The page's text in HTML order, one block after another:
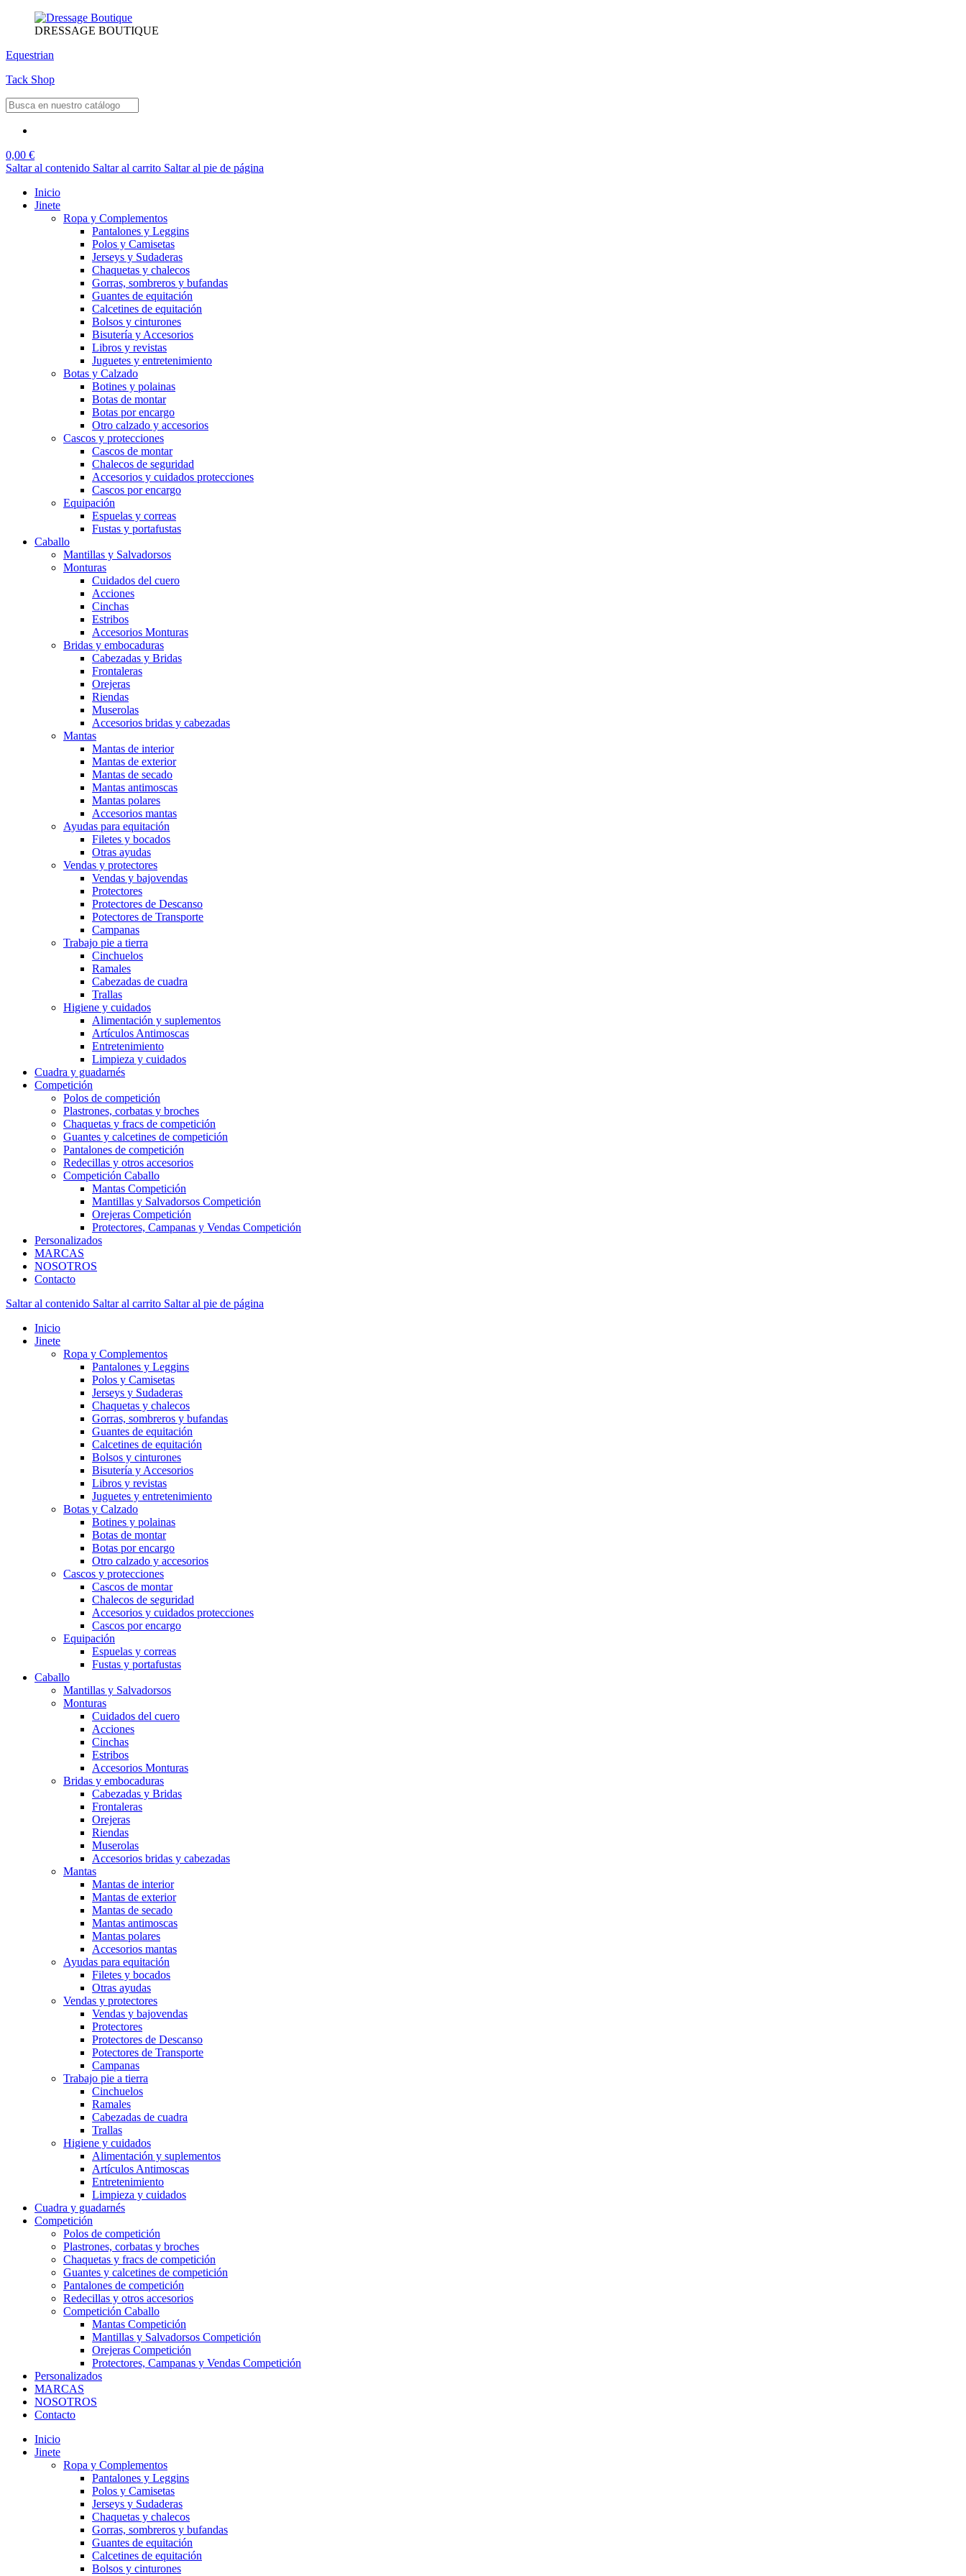
DRESSAGE BOUTIQUE
Equestrian
Tack Shop
0,00 €
Saltar al contenido Saltar al carrito Saltar al pie de página
Inicio
Jinete
Ropa y Complementos
Pantalones y Leggins
Polos y Camisetas
Jerseys y Sudaderas
Chaquetas y chalecos
Gorras, sombreros y bufandas
Guantes de equitación
Calcetines de equitación
Bolsos y cinturones
Bisutería y Accesorios
Libros y revistas
Juguetes y entretenimiento
Botas y Calzado
Botines y polainas
Botas de montar
Botas por encargo
Otro calzado y accesorios
Cascos y protecciones
Cascos de montar
Chalecos de seguridad
Accesorios y cuidados protecciones
Cascos por encargo
Equipación
Espuelas y correas
Fustas y portafustas
Caballo
Mantillas y Salvadorsos
Monturas
Cuidados del cuero
Acciones
Cinchas
Estribos
Accesorios Monturas
Bridas y embocaduras
Cabezadas y Bridas
Frontaleras
Orejeras
Riendas
Muserolas
Accesorios bridas y cabezadas
Mantas
Mantas de interior
Mantas de exterior
Mantas de secado
Mantas antimoscas
Mantas polares
Accesorios mantas
Ayudas para equitación
Filetes y bocados
Otras ayudas
Vendas y protectores
Vendas y bajovendas
Protectores
Protectores de Descanso
Potectores de Transporte
Campanas
Trabajo pie a tierra
Cinchuelos
Ramales
Cabezadas de cuadra
Trallas
Higiene y cuidados
Alimentación y suplementos
Artículos Antimoscas
Entretenimiento
Limpieza y cuidados
Cuadra y guadarnés
Competición
Polos de competición
Plastrones, corbatas y broches
Chaquetas y fracs de competición
Guantes y calcetines de competición
Pantalones de competición
Redecillas y otros accesorios
Competición Caballo
Mantas Competición
Mantillas y Salvadorsos Competición
Orejeras Competición
Protectores, Campanas y Vendas Competición
Personalizados
MARCAS
NOSOTROS
Contacto
Saltar al contenido Saltar al carrito Saltar al pie de página
Inicio
Jinete
Ropa y Complementos
Pantalones y Leggins
Polos y Camisetas
Jerseys y Sudaderas
Chaquetas y chalecos
Gorras, sombreros y bufandas
Guantes de equitación
Calcetines de equitación
Bolsos y cinturones
Bisutería y Accesorios
Libros y revistas
Juguetes y entretenimiento
Botas y Calzado
Botines y polainas
Botas de montar
Botas por encargo
Otro calzado y accesorios
Cascos y protecciones
Cascos de montar
Chalecos de seguridad
Accesorios y cuidados protecciones
Cascos por encargo
Equipación
Espuelas y correas
Fustas y portafustas
Caballo
Mantillas y Salvadorsos
Monturas
Cuidados del cuero
Acciones
Cinchas
Estribos
Accesorios Monturas
Bridas y embocaduras
Cabezadas y Bridas
Frontaleras
Orejeras
Riendas
Muserolas
Accesorios bridas y cabezadas
Mantas
Mantas de interior
Mantas de exterior
Mantas de secado
Mantas antimoscas
Mantas polares
Accesorios mantas
Ayudas para equitación
Filetes y bocados
Otras ayudas
Vendas y protectores
Vendas y bajovendas
Protectores
Protectores de Descanso
Potectores de Transporte
Campanas
Trabajo pie a tierra
Cinchuelos
Ramales
Cabezadas de cuadra
Trallas
Higiene y cuidados
Alimentación y suplementos
Artículos Antimoscas
Entretenimiento
Limpieza y cuidados
Cuadra y guadarnés
Competición
Polos de competición
Plastrones, corbatas y broches
Chaquetas y fracs de competición
Guantes y calcetines de competición
Pantalones de competición
Redecillas y otros accesorios
Competición Caballo
Mantas Competición
Mantillas y Salvadorsos Competición
Orejeras Competición
Protectores, Campanas y Vendas Competición
Personalizados
MARCAS
NOSOTROS
Contacto
Inicio
Jinete
Ropa y Complementos
Pantalones y Leggins
Polos y Camisetas
Jerseys y Sudaderas
Chaquetas y chalecos
Gorras, sombreros y bufandas
Guantes de equitación
Calcetines de equitación
Bolsos y cinturones